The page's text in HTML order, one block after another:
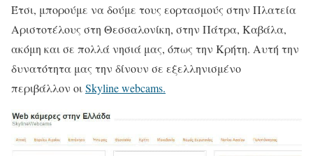
Έτσι, μπορούμε να δούμε τους εορτασμούς στην Πλατεία
Αριστοτέλους στη Θεσσαλονίκη, στην Πάτρα, Καβάλα,
ακόμη και σε πολλά νησιά μας, όπως την Κρήτη. Αυτή την
δυνατότητα μας την δίνουν σε εξελληνισμένο
περιβάλλον οιSkyline webcams.